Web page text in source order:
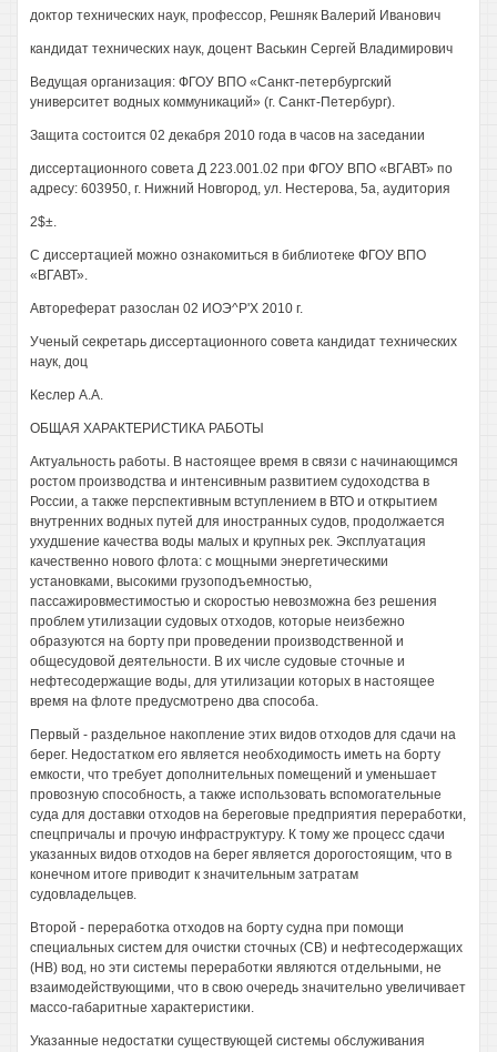
доктор технических наук, профессор, Решняк Валерий Иванович
кандидат технических наук, доцент Васькин Сергей Владимирович
Ведущая организация: ФГОУ ВПО «Санкт-петербургский
университет водных коммуникаций» (г. Санкт-Петербург).
Защита состоится 02 декабря 2010 года в часов на заседании
диссертационного совета Д 223.001.02 при ФГОУ ВПО «ВГАВТ» по
адресу: 603950, г. Нижний Новгород, ул. Нестерова, 5а, аудитория
2$±.
С диссертацией можно ознакомиться в библиотеке ФГОУ ВПО
«ВГАВТ».
Автореферат разослан 02 ИОЭ^Р'Х 2010 г.
Ученый секретарь диссертационного совета кандидат технических
наук, доц
Кеслер А.А.
ОБЩАЯ ХАРАКТЕРИСТИКА РАБОТЫ
Актуальность работы. В настоящее время в связи с начинающимся
ростом производства и интенсивным развитием судоходства в
России, а также перспективным вступлением в ВТО и открытием
внутренних водных путей для иностранных судов, продолжается
ухудшение качества воды малых и крупных рек. Эксплуатация
качественно нового флота: с мощными энергетическими
установками, высокими грузоподъемностью,
пассажировместимостью и скоростью невозможна без решения
проблем утилизации судовых отходов, которые неизбежно
образуются на борту при проведении производственной и
общесудовой деятельности. В их числе судовые сточные и
нефтесодержащие воды, для утилизации которых в настоящее
время на флоте предусмотрено два способа.
Первый - раздельное накопление этих видов отходов для сдачи на
берег. Недостатком его является необходимость иметь на борту
емкости, что требует дополнительных помещений и уменьшает
провозную способность, а также использовать вспомогательные
суда для доставки отходов на береговые предприятия переработки,
спецпричалы и прочую инфраструктуру. К тому же процесс сдачи
указанных видов отходов на берег является дорогостоящим, что в
конечном итоге приводит к значительным затратам
судовладельцев.
Второй - переработка отходов на борту судна при помощи
специальных систем для очистки сточных (СВ) и нефтесодержащих
(НВ) вод, но эти системы переработки являются отдельными, не
взаимодействующими, что в свою очередь значительно увеличивает
массо-габаритные характеристики.
Указанные недостатки существующей системы обслуживания